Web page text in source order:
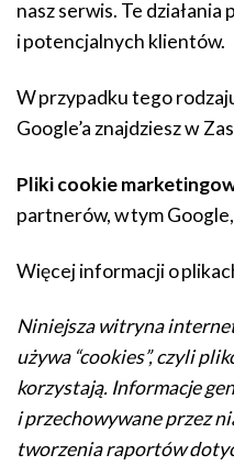
nasz serwis. Te
i potencjalnych klientów.
W przypadku tego
Google’a znajdziesz w
Pliki cookie
partnerów, w tym
Więcej informacji o
Niniejsza witryna
używa “cookies”, czyli
korzystają. Informacje
i przechowywane przez
tworzenia raportów